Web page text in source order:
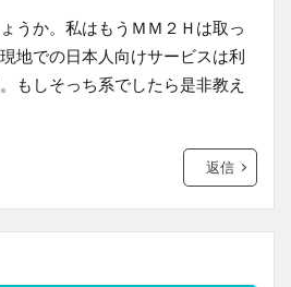
うか。私はもうＭＭ２Ｈは取っ
地での日本人向けサービスは利
もしそっち系でしたら是非教え
返信